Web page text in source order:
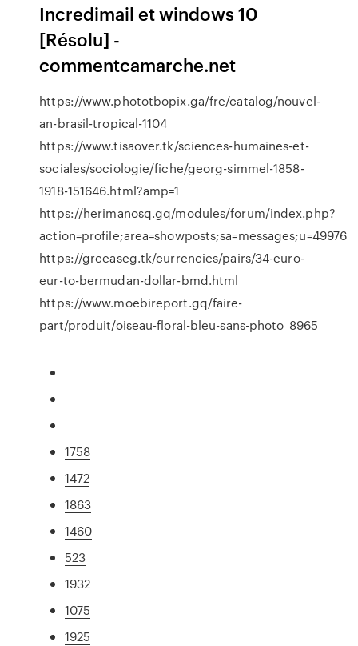
Incredimail et windows 10
[Résolu] -
commentcamarche.net
https://www.phototbopix.ga/fre/catalog/nouvel-
an-brasil-tropical-1104
https://www.tisaover.tk/sciences-humaines-et-
sociales/sociologie/fiche/georg-simmel-1858-
1918-151646.html?amp=1
https://herimanosq.gq/modules/forum/index.php?
action=profile;area=showposts;sa=messages;u=49976
https://grceaseg.tk/currencies/pairs/34-euro-
eur-to-bermudan-dollar-bmd.html
https://www.moebireport.gq/faire-
part/produit/oiseau-floral-bleu-sans-photo_8965
1758
1472
1863
1460
523
1932
1075
1925